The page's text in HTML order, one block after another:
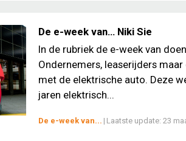
De e-week van… Niki Sie
In de rubriek de e-week van
Ondernemers, leaserijders
met de elektrische auto. Deze
jaren elektrisch...
De e-week van... | Laatste update: 23